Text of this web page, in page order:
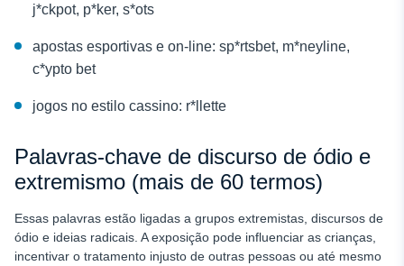
j*ckpot, p*ker, s*ots
apostas esportivas e on-line: sp*rtsbet, m*neyline,
c*ypto bet
jogos no estilo cassino: r*llette
Palavras-chave de discurso de ódio e
extremismo (mais de 60 termos)
Essas palavras estão ligadas a grupos extremistas, discursos de
ódio e ideias radicais. A exposição pode influenciar as crianças,
incentivar o tratamento injusto de outras pessoas ou até mesmo